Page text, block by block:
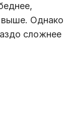
Однако
сложнее